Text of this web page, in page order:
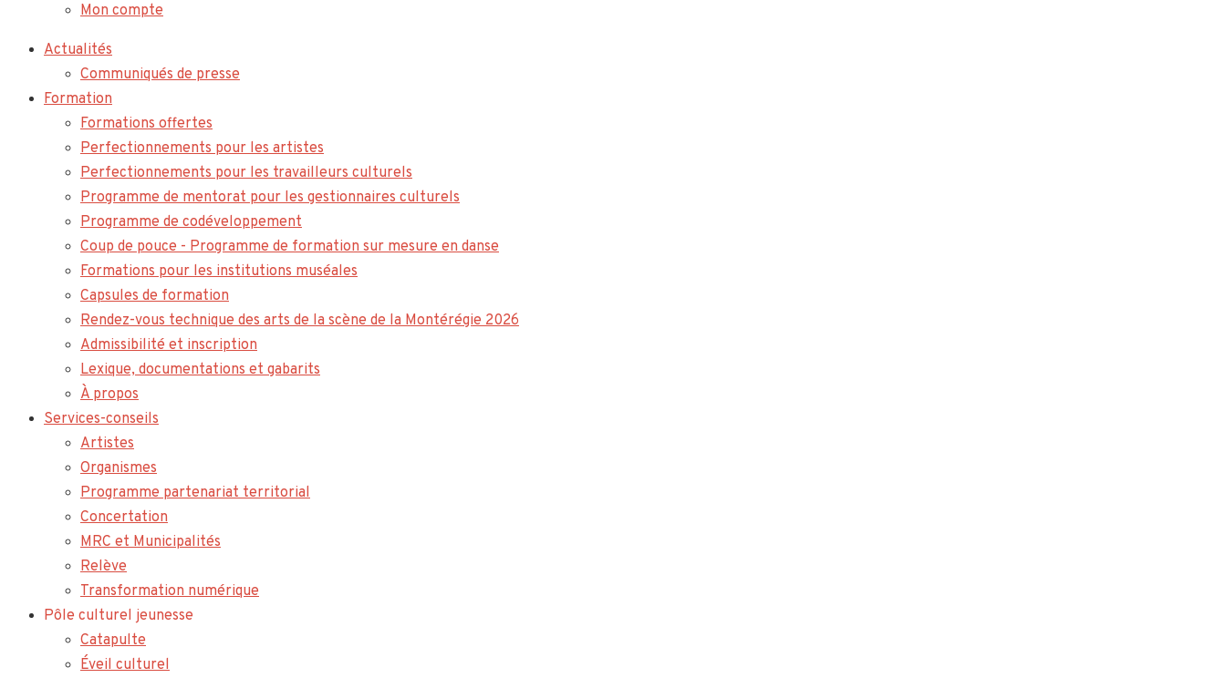
Mon compte
Actualités
Communiqués de presse
Formation
Formations offertes
Perfectionnements pour les artistes
Perfectionnements pour les travailleurs culturels
Programme de mentorat pour les gestionnaires culturels
Programme de codéveloppement
Coup de pouce - Programme de formation sur mesure en danse
Formations pour les institutions muséales
Capsules de formation
Rendez-vous technique des arts de la scène de la Montérégie 2026
Admissibilité et inscription
Lexique, documentations et gabarits
À propos
Services-conseils
Artistes
Organismes
Programme partenariat territorial
Concertation
MRC et Municipalités
Relève
Transformation numérique
Pôle culturel jeunesse
Catapulte
Éveil culturel